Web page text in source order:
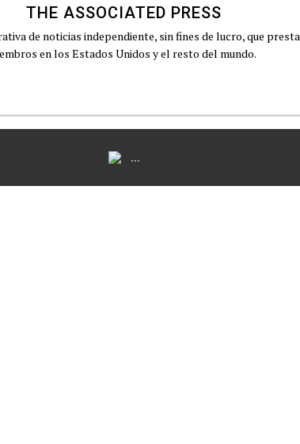
THE ASSOCIATED PRESS
de noticias independiente, sin fines de lucro, que presta
en los Estados Unidos y el resto del mundo.
...